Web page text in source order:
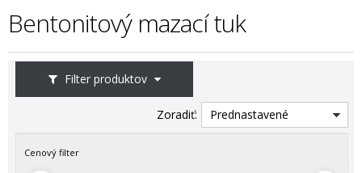
Bentonitový mazací tuk
Filter produktov
Zoradiť: Prednastavené
Cenový filter